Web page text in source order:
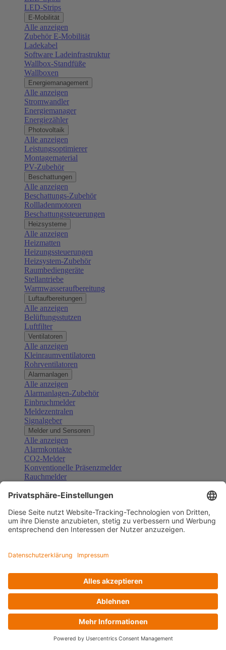
LED-Strips
E-Mobilität
Alle anzeigen
Zubehör E-Mobilität
Ladekabel
Software Ladeinfrastruktur
Wallbox-Standfüße
Wallboxen
Energiemanagement
Alle anzeigen
Stromwandler
Energiemanager
Energiezähler
Photovoltaik
Alle anzeigen
Leistungsoptimierer
Montagematerial
PV-Zubehör
Beschattungen
Alle anzeigen
Beschattungs-Zubehör
Rollladenmotoren
Beschattungssteuerungen
Heizsysteme
Alle anzeigen
Heizmatten
Heizungssteuerungen
Heizsystem-Zubehör
Raumbediengeräte
Stellantriebe
Warmwasseraufbereitung
Luftaufbereitungen
Alle anzeigen
Belüftungsstutzen
Luftfilter
Ventilatoren
Alle anzeigen
Kleinraumventilatoren
Rohrventilatoren
Alarmanlagen
Alle anzeigen
Alarmanlagen-Zubehör
Einbruchmelder
Meldezentralen
Signalgeber
Melder und Sensoren
Alle anzeigen
Alarmkontakte
CO2-Melder
Konventionelle Präsenzmelder
Rauchmelder
Gefahrenmelder
Türsprechanlagen
Alle anzeigen
Außenstationen
Klingeltaster und Gongs
Sprechanlagen-Sets
Zubehör Türkommunikation
Videoüberwachung
Zubehör Videoüberwachung
Alle anzeigen